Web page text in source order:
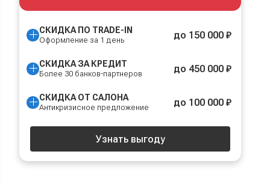
СКИДКА ПО TRADE-IN
Оформление за 1 день до 150 000 ₽
СКИДКА ЗА КРЕДИТ
Более 30 банков-партнеров до 450 000 ₽
СКИДКА ОТ САЛОНА
Антикризисное предложение до 100 000 ₽
Узнать выгоду